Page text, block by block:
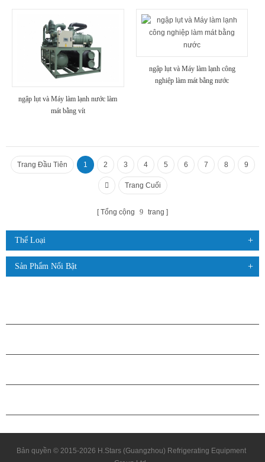
ngập lụt và Máy làm lạnh nước làm
mát bằng vít
ngập lụt và Máy làm lạnh công
nghiệp làm mát bằng nước
Trang Đầu Tiên 1 2 3 4 5 6 7 8 9
Trang Cuối
Tổng cộng 9 trang
Thể Loại
Sản Phẩm Nổi Bật
Bản quyền © 2015-2026 H.Stars (Guangzhou) Refrigerating Equipment